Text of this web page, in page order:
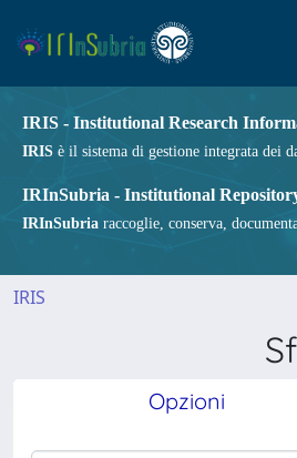
IRIS - Institutional Research
IRIS è il sistema di gestione integrata dei
IRInSubria - Institutional
IRInSubria raccoglie, conserva,
IRIS
Opzioni